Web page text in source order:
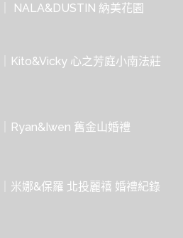
NALA&DUSTIN 納美花園
Kito&Vicky 心之芳庭小南法莊
Ryan&Iwen 舊金山婚禮
米娜&保羅 北投麗禧 婚禮紀錄